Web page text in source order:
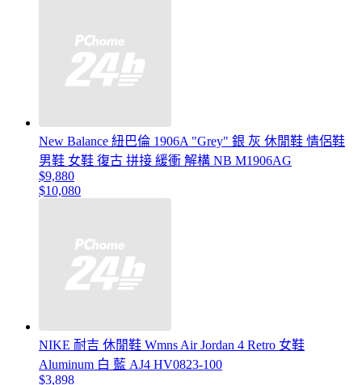
New Balance 紐巴倫 1906A "Grey" 銀 灰 休閒鞋 情侶鞋
男鞋 女鞋 復古 拼接 緩衝 解構 NB M1906AG
$9,880
$10,080
NIKE 耐吉 休閒鞋 Wmns Air Jordan 4 Retro 女鞋
Aluminum 白 藍 AJ4 HV0823-100
$3,898